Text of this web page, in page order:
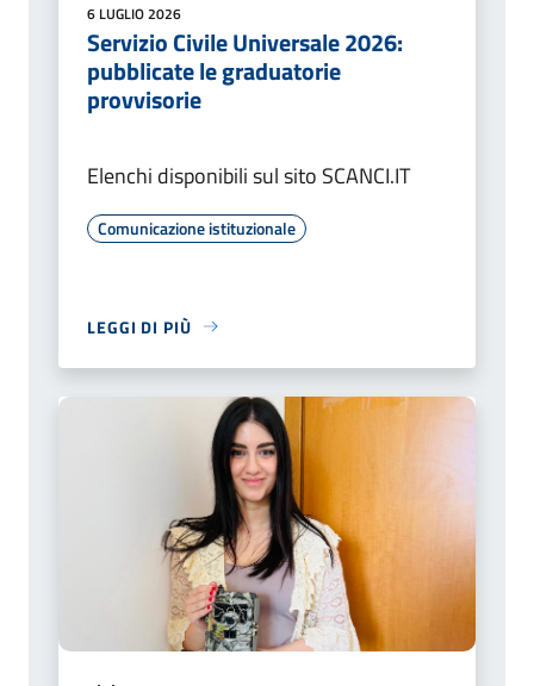
6 LUGLIO 2026
Servizio Civile Universale 2026:
pubblicate le graduatorie
provvisorie
Elenchi disponibili sul sito SCANCI.IT
Comunicazione istituzionale
LEGGI DI PIÙ